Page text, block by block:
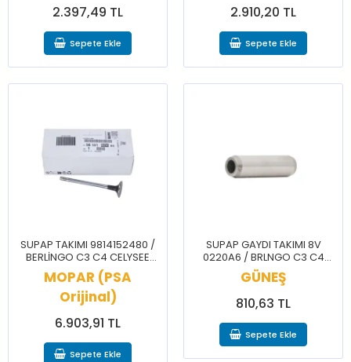
2.397,49 TL
Sepete Ekle
2.910,20 TL
Sepete Ekle
SUPAP TAKIMI 9814152480 /
BERLİNGO C3 C4 CELYSEE
DS3 DS7 2008 208 3008 301
308 5008 508 PRTNR RFTR
MOPAR (PSA
Orijinal)
6.903,91 TL
Sepete Ekle
SUPAP GAYDI TAKIMI 8V
0220A6 / BRLNGO C3 C4
CELYSEE NEMO 206 207 208
301 307 308 BPPR PRTNR
RFTR
GÜNEŞ
810,63 TL
Sepete Ekle